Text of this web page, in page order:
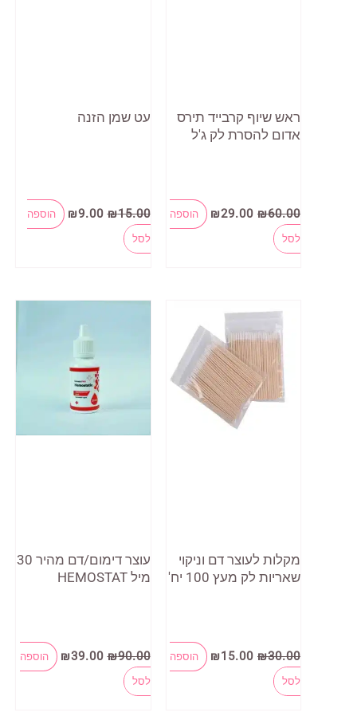
ראש שיוף קרבייד תירס
אדום להסרת לק ג'ל
₪60.00
המחיר
₪29.00
המחיר
הנוכחי
הוספה
לסל
עט שמן הזנה
₪15.00
המחיר
המקורי
₪9.00
המחיר
הנוכחי
הוספה
לסל
מקלות לעוצר דם וניקוי
שאריות לק מעץ 100 יח'
₪30.00
המחיר
המקורי
₪15.00
המחיר
הנוכחי
הוספה
לסל
עוצר דימום/דם מהיר 30
מיל HEMOSTAT
₪90.00
המחיר
המקורי
₪39.00
המחיר
הנוכחי
הוספה
לסל